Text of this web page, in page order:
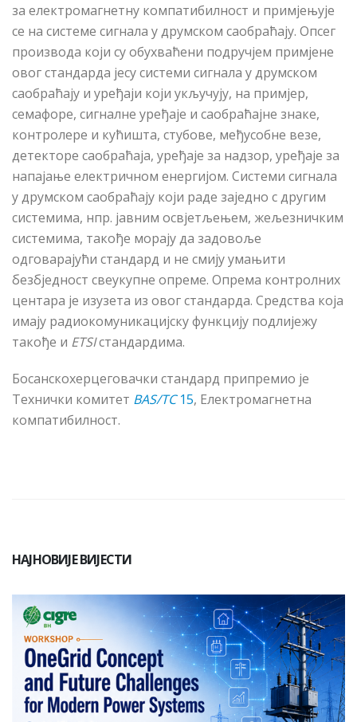
за електромагнетну компатибилност и примјењује
се на системе сигнала у друмском саобраћају. Опсег
производа који су обухваћени подручјем примјене
овог стандарда јесу системи сигнала у друмском
саобраћају и уређаји који укључују, на примјер,
семафоре, сигналне уређаје и саобраћајне знаке,
контролере и кућишта, стубове, међусобне везе,
детекторе саобраћаја, уређаје за надзор, уређаје за
напајање електричном енергијом. Системи сигнала
у друмском саобраћају који раде заједно с другим
системима, нпр. јавним освјетљењем, жељезничким
системима, такође морају да задовоље
одговарајући стандард и не смију умањити
безбједност свеукупне опреме. Опрема контролних
центара је изузета из овог стандарда. Средства која
имају радиокомуникацијску функцију подлијежу
такође и ETSIстандардима.
Босанскохерцеговачки стандард припремио је
Технички комитет BAS/TC15, Електромагнетна
компатибилност.
НАЈНОВИЈЕ ВИЈЕСТИ